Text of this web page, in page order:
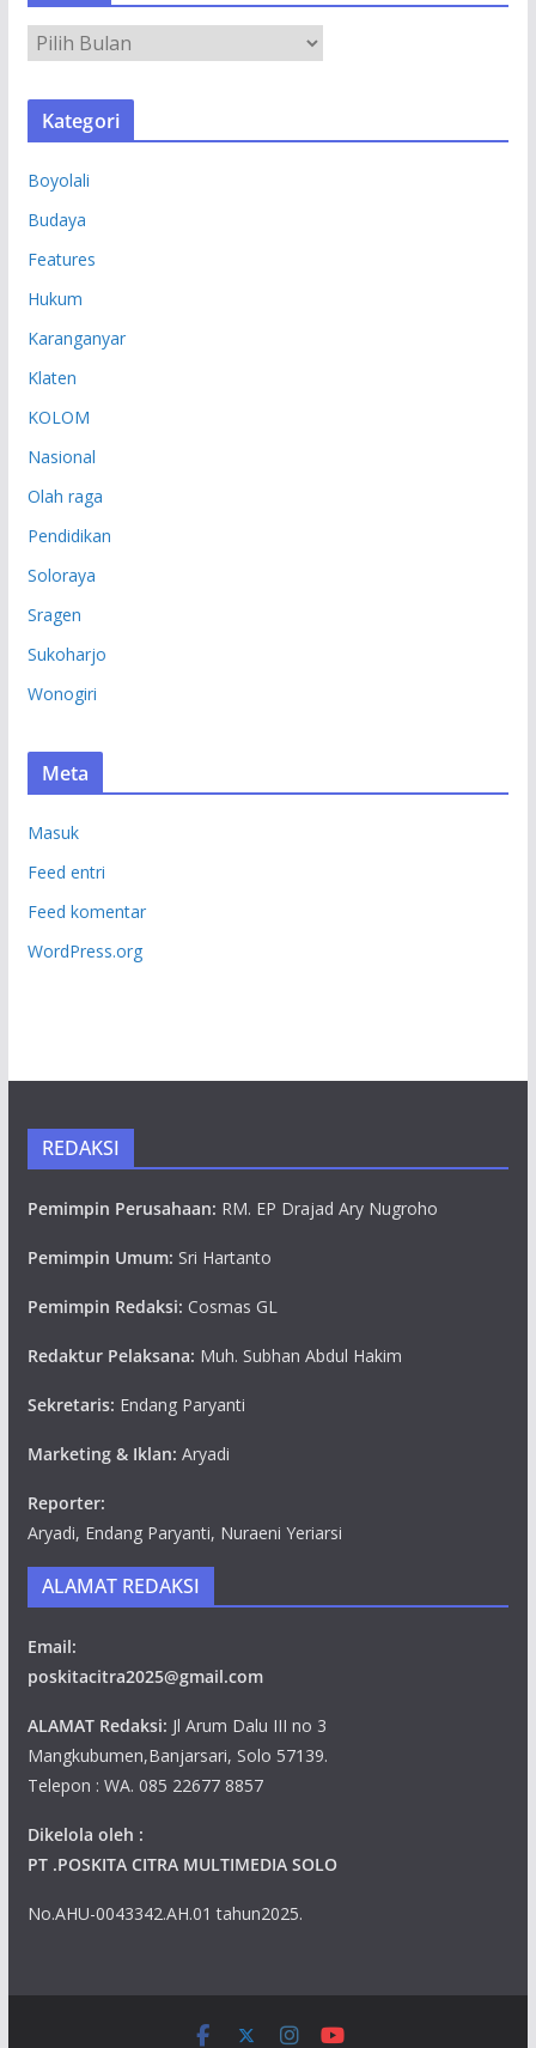
R
S
Kategori
Boyolali
Budaya
Features
Hukum
Karanganyar
Klaten
KOLOM
Nasional
Olah raga
Pendidikan
Soloraya
Sragen
Sukoharjo
Wonogiri
Meta
Masuk
Feed entri
Feed komentar
WordPress.org
REDAKSI
Pemimpin Perusahaan: RM. EP Drajad Ary Nugroho
Pemimpin Umum: Sri Hartanto
Pemimpin Redaksi: Cosmas GL
Redaktur Pelaksana: Muh. Subhan Abdul Hakim
Sekretaris: Endang Paryanti
Marketing & Iklan: Aryadi
Reporter:
Aryadi, Endang Paryanti, Nuraeni Yeriarsi
ALAMAT REDAKSI
Email:
poskitacitra2025@gmail.com
ALAMAT Redaksi: Jl Arum Dalu III no 3
Mangkubumen,Banjarsari, Solo 57139.
Telepon : WA. 085 22677 8857
Dikelola oleh :
PT .POSKITA CITRA MULTIMEDIA SOLO
No.AHU-0043342.AH.01 tahun2025.